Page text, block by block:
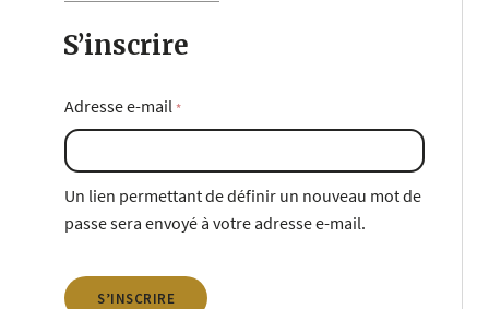
S’inscrire
Adresse e-mail *
Un lien permettant de définir un nouveau mot de
passe sera envoyé à votre adresse e-mail.
S’INSCRIRE